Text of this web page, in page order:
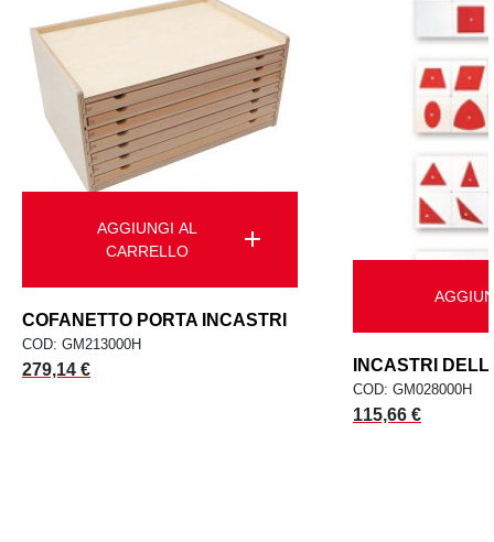
AGGIUNGI AL
CARRELLO
add
COFANETTO PORTA INCASTRI
COD: GM213000H
Prezzo
279,14 € INCASTRI
COD: GM028000H
Prezzo
115,66 €